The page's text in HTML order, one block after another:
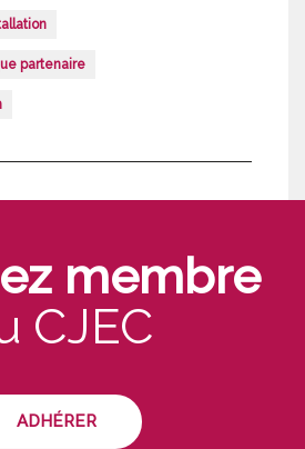
partenaire
membre
CJEC
ADHÉRER